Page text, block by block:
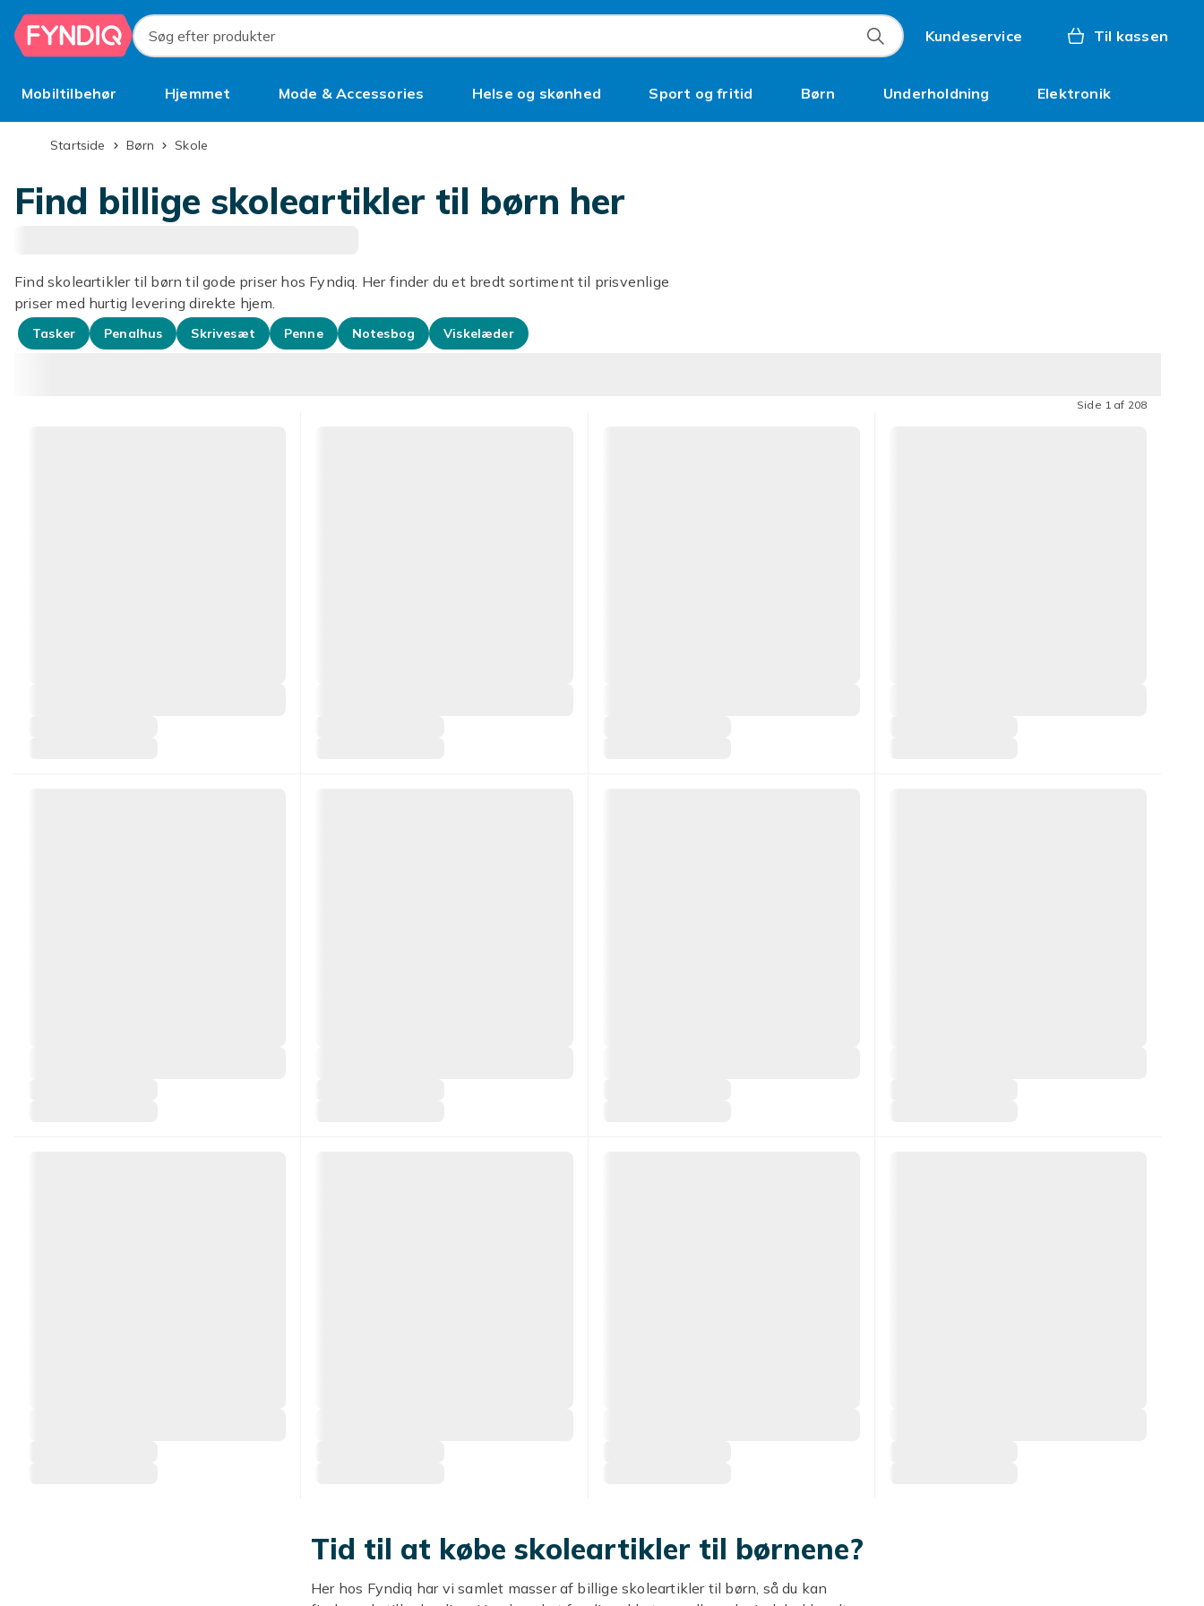
Spring til hovedindhold
Søg efter produkter
Kundeservice Til kassen
Mobiltilbehør Hjemmet Mode & Accessories Helse og skønhed Sport og fritid Børn Underholdning Elektronik
BrugtStartside Børn Skole
Find billige skoleartikler til børn her
Find skoleartikler til børn til gode priser hos Fyndiq. Her finder du et bredt sortiment til prisvenlige
priser med hurtig levering direkte hjem.
Tasker Penalhus Skrivesæt Penne Notesbog Viskelæder
Side 1 af 208
Tid til at købe skoleartikler til børnene?
Her hos Fyndiq har vi samlet masser af billige skoleartikler til børn, så du kan